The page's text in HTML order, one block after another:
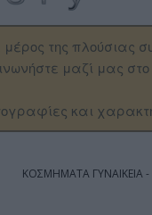
της πλούσιας
μαζί μας στο
και
ΚΟΣΜΗΜΑΤΑ ΓΥΝΑΙΚΕΙΑ -